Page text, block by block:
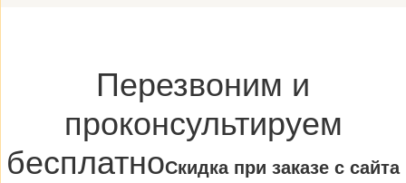
Перезвоним и
проконсультируем
бесплатноCкидка при заказе с сайта